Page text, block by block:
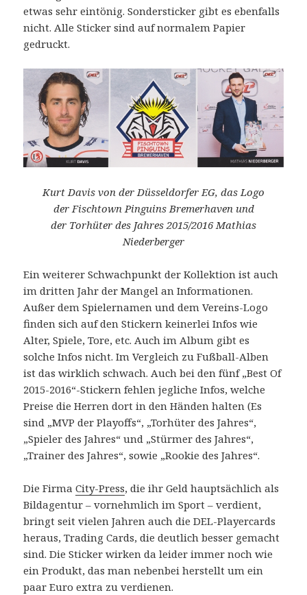
etwas sehr eintönig. Sondersticker gibt es ebenfalls
nicht. Alle Sticker sind auf normalem Papier
gedruckt.
Kurt Davis von der Düsseldorfer EG, das Logo
der Fischtown Pinguins Bremerhaven und
der Torhüter des Jahres 2015/2016 Mathias
Niederberger
Ein weiterer Schwachpunkt der Kollektion ist auch
im dritten Jahr der Mangel an Informationen.
Außer dem Spielernamen und dem Vereins-Logo
finden sich auf den Stickern keinerlei Infos wie
Alter, Spiele, Tore, etc. Auch im Album gibt es
solche Infos nicht. Im Vergleich zu Fußball-Alben
ist das wirklich schwach. Auch bei den fünf „Best Of
2015-2016“-Stickern fehlen jegliche Infos, welche
Preise die Herren dort in den Händen halten (Es
sind „MVP der Playoffs“, „Torhüter des Jahres“,
„Spieler des Jahres“ und „Stürmer des Jahres“,
„Trainer des Jahres“, sowie „Rookie des Jahres“.
Die FirmaCity-Press, die ihr Geld hauptsächlich als
Bildagentur – vornehmlich im Sport – verdient,
bringt seit vielen Jahren auch die DEL-Playercards
heraus, Trading Cards, die deutlich besser gemacht
sind. Die Sticker wirken da leider immer noch wie
ein Produkt, das man nebenbei herstellt um ein
paar Euro extra zu verdienen.